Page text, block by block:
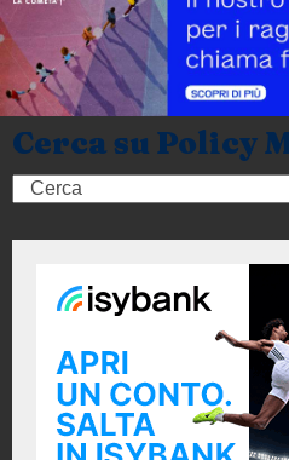
Cerca su Policy
Search